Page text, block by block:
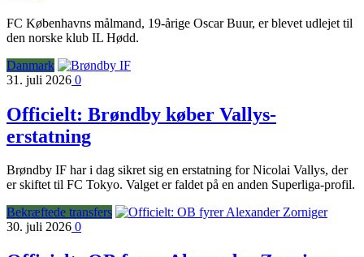
FC Københavns målmand, 19-årige Oscar Buur, er blevet udlejet til
den norske klub IL Hødd.
Danmark
31. juli 2026 0
Officielt: Brøndby køber Vallys-
erstatning
Brøndby IF har i dag sikret sig en erstatning for Nicolai Vallys, der
er skiftet til FC Tokyo. Valget er faldet på en anden Superliga-profil.
Bekræftede transfers
30. juli 2026 0